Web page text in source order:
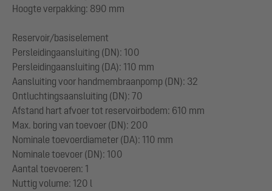
Hoogte verpakking: 890 mm
Reservoir/basiselement
Persleidingaansluiting (DN): 100
Persleidingaansluiting (DA): 110 mm
Aansluiting voor handmembraanpomp (DN): 32
Ontluchtingsaansluiting (DN): 70
Afstand hart afvoer tot reservoirbodem: 610 mm
Max. boring van toevoer (DN): 200
Nominale toevoerdiameter (DA): 110 mm
Nominale toevoer (DN): 100
Aantal toevoeren: 1
Nuttig volume: 120 l